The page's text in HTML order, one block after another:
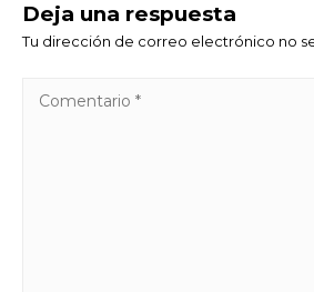
Deja una respuesta
Tu dirección de correo electrónico no